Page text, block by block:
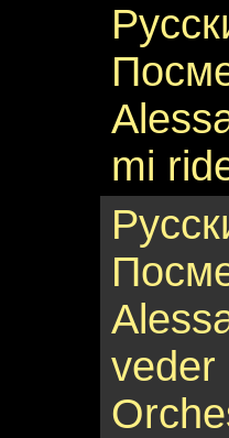
mi
veder